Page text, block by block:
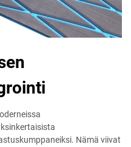
Nämä viivat